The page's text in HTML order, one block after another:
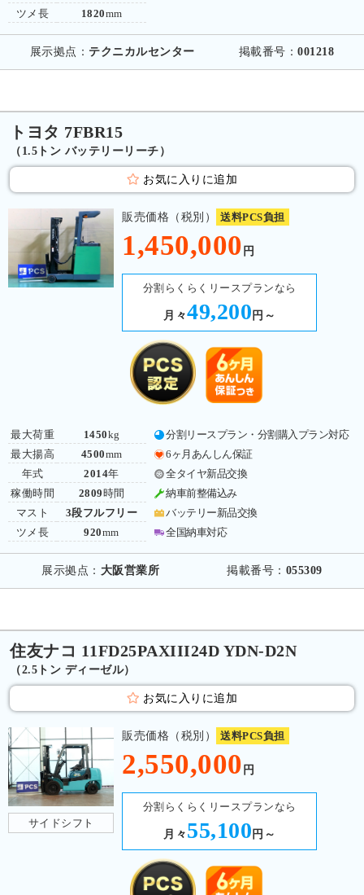
ツメ長 1820mm
展示拠点： テクニカルセンター 掲載番号：001218
トヨタ 7FBR15
（1.5トン バッテリーリーチ）
お気に入りに追加
販売価格（税別） 送料PCS負担
1,450,000 円
分割らくらくリースプランなら
月々49,200 円～
最大荷重
最大揚高
年式
稼働時間
マスト
ツメ長
1450kg
4500mm
2014年
2809 時間
3段フルフリー
920mm
分割リースプラン・分割購入プラン対応
6ヶ月あんしん保証
全タイヤ新品交換
納車前整備込み
バッテリー新品交換
全国納車対応
展示拠点： 大阪営業所 掲載番号： 055309
住友ナコ 11FD25PAXIII24D YDN-D2N
（2.5トン ディーゼル）
お気に入りに追加
サイドシフト
販売価格（税別） 送料PCS負担
2,550,000 円
分割らくらくリースプランなら
月々 55,100 円～